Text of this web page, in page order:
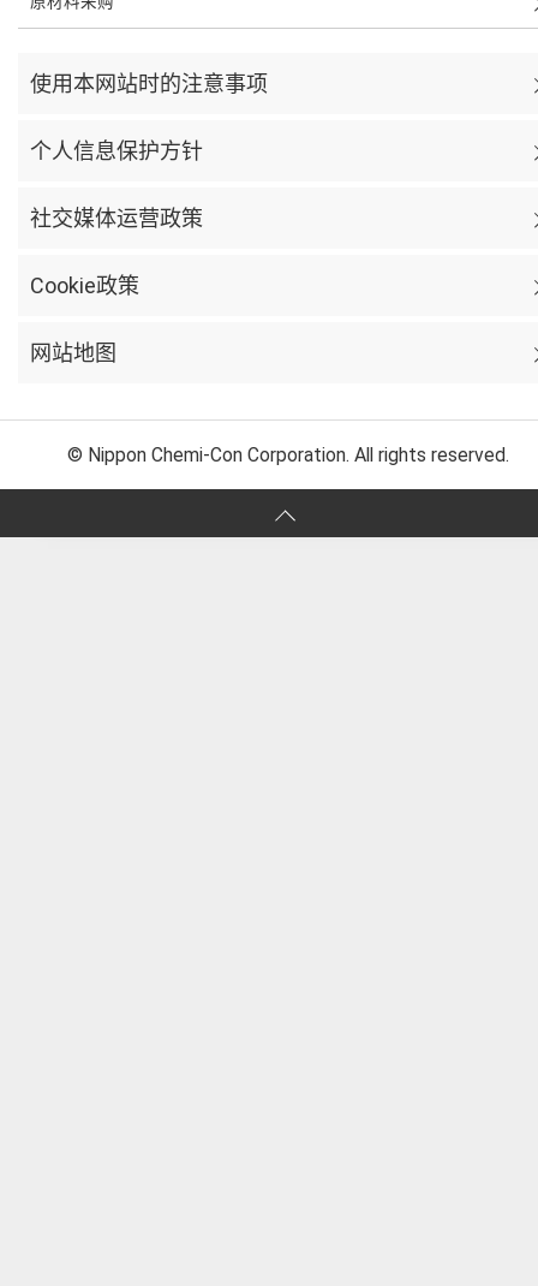
使用本网站时的注意事项
个人信息保护方针
社交媒体运营政策
Cookie政策
网站地图
© Nippon Chemi-Con Corporation. All rights reserved.